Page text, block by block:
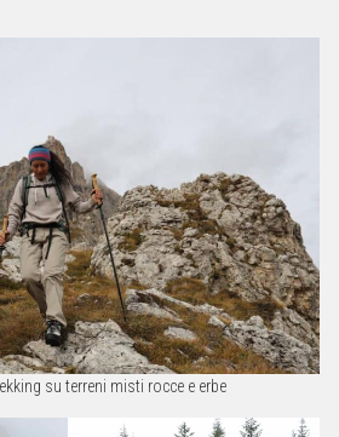
su terreni misti rocce e erbe